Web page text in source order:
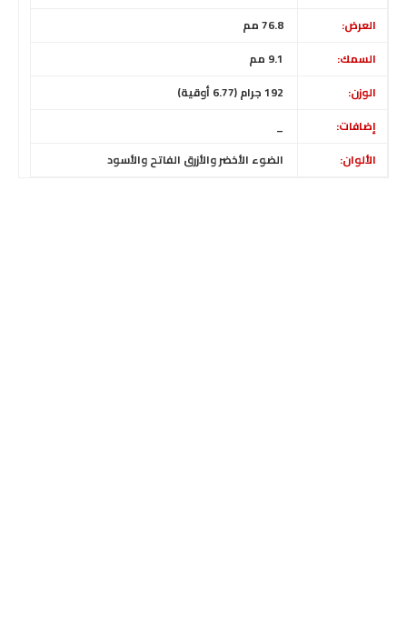
العرض:
76.8 مم
السمك:
9.1 مم
الوزن:
192 جرام (6.77 أوقية)
إضافات:
الألوان:
الضوء الأخضر والأزرق الفاتح والأسود